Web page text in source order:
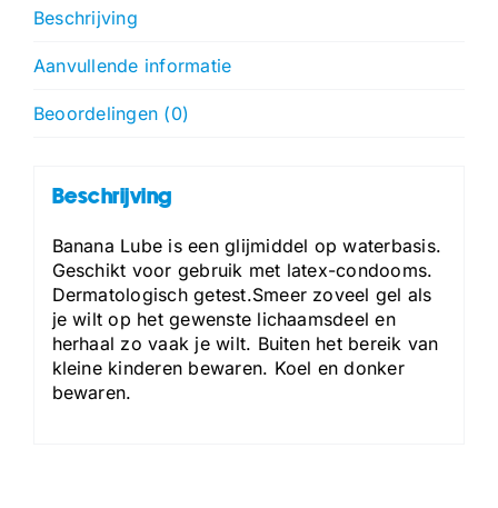
Beschrijving
Aanvullende informatie
Beoordelingen (0)
Beschrijving
Banana Lube is een glijmiddel op waterbasis.
Geschikt voor gebruik met latex-condooms.
Dermatologisch getest.Smeer zoveel gel als
je wilt op het gewenste lichaamsdeel en
herhaal zo vaak je wilt. Buiten het bereik van
kleine kinderen bewaren. Koel en donker
bewaren.